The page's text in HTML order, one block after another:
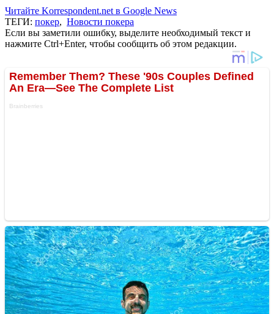
Читайте Korrespondent.net в Google News
ТЕГИ: покер, Новости покера
Если вы заметили ошибку, выделите необходимый текст и
нажмите Ctrl+Enter, чтобы сообщить об этом редакции.